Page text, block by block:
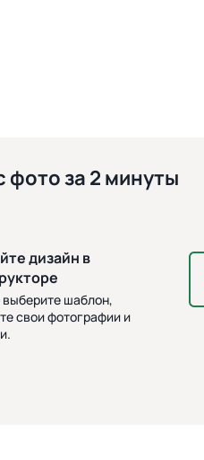
фото за 2 минуты
дизайн в
выберите шаблон,
свои фотографии и